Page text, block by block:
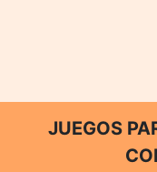
JUEGOS